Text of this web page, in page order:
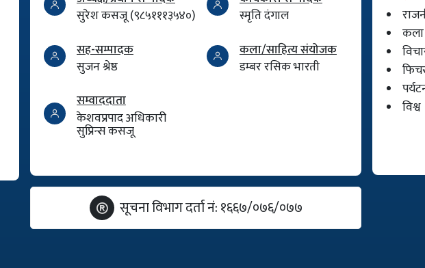
सुरेश कसजू (९८५१११३५४०)
स्मृति दंगाल
सह-सम्पादक
सुजन श्रेष्ठ
कला/साहित्य संयोजक
डम्बर रसिक भारती
सम्वाददाता
केशवप्रपाद अधिकारी
सुप्रिन्स कसजू
सूचना विभाग दर्ता नं: १६६७/०७६/०७७
कला
विश्व